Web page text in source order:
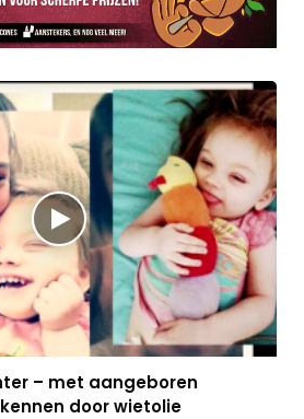
– met aangeboren
door wietolie